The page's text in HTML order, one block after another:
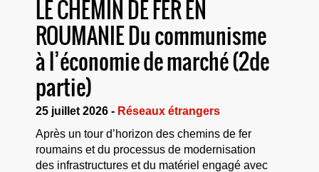
LE CHEMIN DE FER EN
ROUMANIE Du communisme
à l’économie de marché (2de
partie)
25 juillet 2026 - Réseaux étrangers
Après un tour d’horizon des chemins de fer
roumains et du processus de modernisation
des infrastructures et du matériel engagé avec